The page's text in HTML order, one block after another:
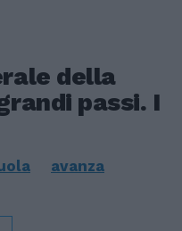
della
passi. I
avanza